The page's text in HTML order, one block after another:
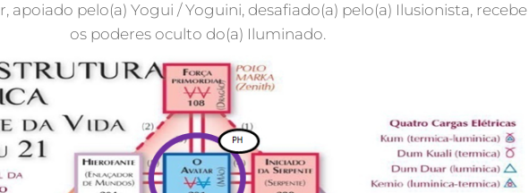
apoiado pelo(a) Yogui / Yoguini, desafiado(a) pelo(a) Ilusionista, recebe
os poderes oculto do(a) Iluminado.